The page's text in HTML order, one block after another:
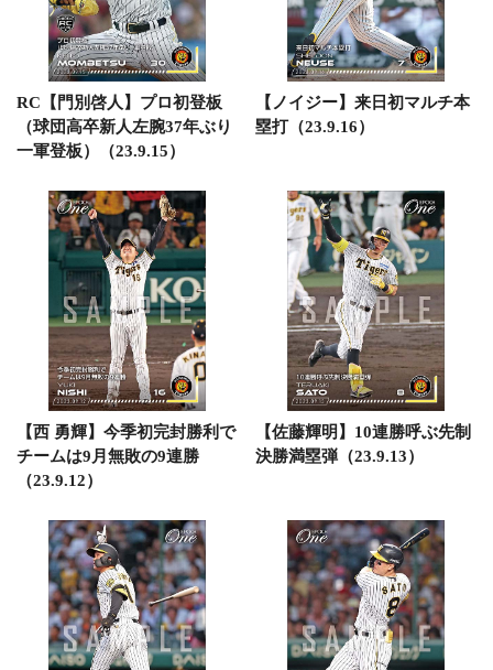
RC【門別啓人】プロ初登板
（球団高卒新人左腕37年ぶり
一軍登板）（23.9.15）
【ノイジー】来日初マルチ本
塁打（23.9.16）
【西 勇輝】今季初完封勝利で
チームは9月無敗の9連勝
（23.9.12）
【佐藤輝明】10連勝呼ぶ先制
決勝満塁弾（23.9.13）